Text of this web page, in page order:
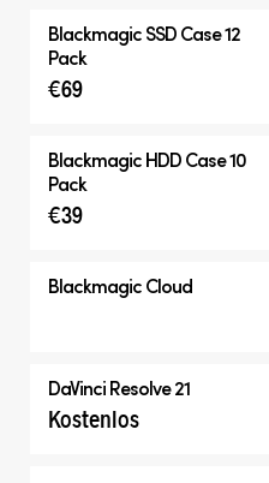
Blackmagic SSD Case 12
Pack
€69
Blackmagic HDD Case 10
Pack
€39
Blackmagic Cloud
DaVinci Resolve 21
Kostenlos